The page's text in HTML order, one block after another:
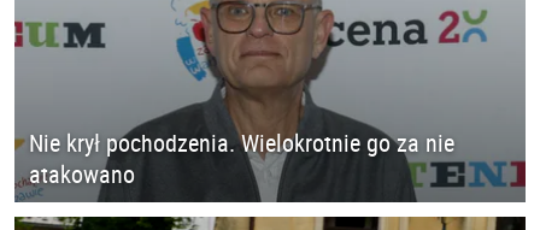
Nie krył pochodzenia. Wielokrotnie go za nie
atakowano